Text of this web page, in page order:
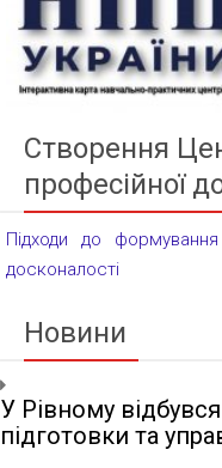
Створення
професійної
Підходи до
досконалості
Новини
У Рівному відбувся
підготовки та